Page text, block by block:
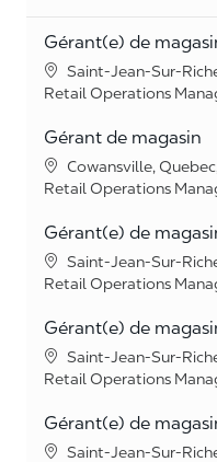
Gérant(e) de
Location
Saint-Jean-Sur-
Category
Retail Operations
Gérant de magasin
Location
Cowansville,
Category
Retail Operations
Gérant(e) de
Location
Saint-Jean-Sur-
Category
Retail Operations
Gérant(e) de
Location
Saint-Jean-Sur-
Category
Retail Operations
Gérant(e) de
Location
Saint-Jean-Sur-